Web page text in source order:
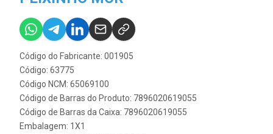
Código do Fabricante: 001905
Código: 63775
Código NCM: 65069100
Código de Barras do Produto: 7896020619055
Código de Barras da Caixa: 7896020619055
Embalagem: 1X1